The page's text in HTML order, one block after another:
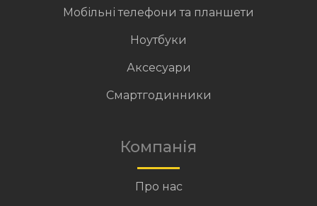
Мобільні телефони та планшети
Ноутбуки
Аксесуари
Смартгодинники
Компанія
Про нас